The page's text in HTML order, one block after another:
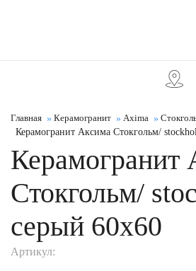
Главная Керамогранит Axima
Керамогранит Аксима Стокгольм/
Керамогранит
Стокгольм/
серый 60x60
Артикул: